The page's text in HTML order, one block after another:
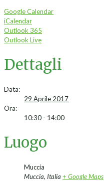
Google Calendar
iCalendar
Outlook 365
Outlook Live
Dettagli
Data:
29 Aprile 2017
Ora:
10:30 - 14:00
Luogo
Muccia
Muccia, Italia + Google Maps